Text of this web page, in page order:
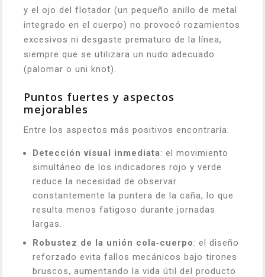
y el ojo del flotador (un pequeño anillo de metal
integrado en el cuerpo) no provocó rozamientos
excesivos ni desgaste prematuro de la línea,
siempre que se utilizara un nudo adecuado
(palomar o uni knot).
Puntos fuertes y aspectos
mejorables
Entre los aspectos más positivos encontraría:
Detección visual inmediata: el movimiento
simultáneo de los indicadores rojo y verde
reduce la necesidad de observar
constantemente la puntera de la caña, lo que
resulta menos fatigoso durante jornadas
largas.
Robustez de la unión cola‑cuerpo: el diseño
reforzado evita fallos mecánicos bajo tirones
bruscos, aumentando la vida útil del producto